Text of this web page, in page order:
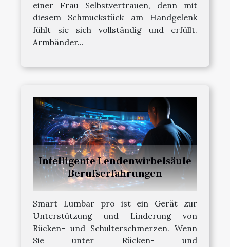
einer Frau Selbstvertrauen, denn mit
diesem Schmuckstück am Handgelenk
fühlt sie sich vollständig und erfüllt.
Armbänder...
Intelligente Lendenwirbelsäule
Berufserfahrungen
Smart Lumbar pro ist ein Gerät zur
Unterstützung und Linderung von
Rücken- und Schulterschmerzen. Wenn
Sie unter Rücken- und